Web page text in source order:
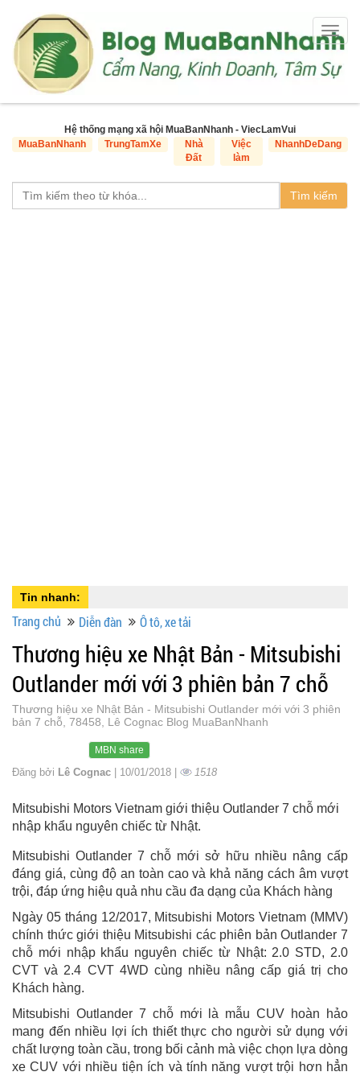
Hệ thống mạng xã hội MuaBanNhanh - ViecLamVui
MuaBanNhanh
TrungTamXe
Nhà
Đất
Việc
làm
NhanhDeDang
Tìm kiếm
Tin nhanh:
Trang chủ Diễn đàn Ô tô, xe tải
Thương hiệu xe Nhật Bản - Mitsubishi
Outlander mới với 3 phiên bản 7 chỗ
Thương hiệu xe Nhật Bản - Mitsubishi Outlander mới với 3 phiên
bản 7 chỗ, 78458, Lê Cognac Blog MuaBanNhanh
MBN share
Đăng bởi Lê Cognac | 10/01/2018 | 1518
Mitsubishi Motors Vietnam giới thiệu Outlander 7 chỗ mới
nhập khẩu nguyên chiếc từ Nhật.
Mitsubishi Outlander 7 chỗ mới sở hữu nhiều nâng cấp
đáng giá, cùng độ an toàn cao và khả năng cách âm vượt
trội, đáp ứng hiệu quả nhu cầu đa dạng của Khách hàng
Ngày 05 tháng 12/2017, Mitsubishi Motors Vietnam (MMV)
chính thức giới thiệu Mitsubishi các phiên bản Outlander 7
chỗ mới nhập khẩu nguyên chiếc từ Nhật: 2.0 STD, 2.0
CVT và 2.4 CVT 4WD cùng nhiều nâng cấp giá trị cho
Khách hàng.
Mitsubishi Outlander 7 chỗ mới là mẫu CUV hoàn hảo
mang đến nhiều lợi ích thiết thực cho người sử dụng với
chất lượng toàn cầu, trong bối cảnh mà việc chọn lựa dòng
xe CUV với nhiều tiện ích và tính năng vượt trội hơn hẳn